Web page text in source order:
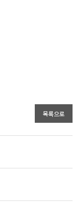
목록으로